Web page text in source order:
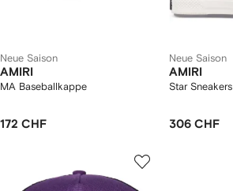
Neue Saison
AMIRI
MA Baseballkappe
172 CHF
Neue Saison
AMIRI
Star Sneakers
306 CHF